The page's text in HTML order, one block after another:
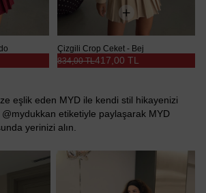
Çizgili Crop Ceket - Bej
417,00 TL
834,00 TL
eşlik eden MYD ile kendi stil hikayenizi
@mydukkan etiketiyle paylaşarak MYD
yerinizi alın.